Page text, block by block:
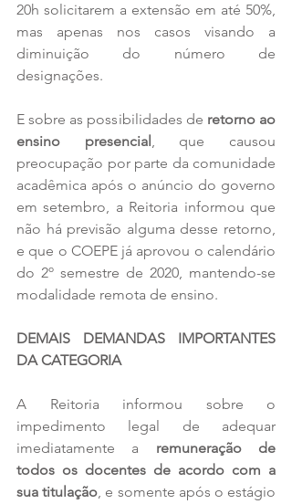
20h solicitarem a extensão em até 50%,
mas apenas nos casos visando a
diminuição do número de
designações.
E sobre as possibilidades de retorno ao
ensino presencial, que causou
preocupação por parte da comunidade
acadêmica após o anúncio do governo
em setembro, a Reitoria informou que
não há previsão alguma desse retorno,
e que o COEPE já aprovou o calendário
do 2º semestre de 2020, mantendo-se
modalidade remota de ensino.
DEMAIS DEMANDAS IMPORTANTES
DA CATEGORIA
A Reitoria informou sobre o
impedimento legal de adequar
imediatamente a remuneração de
todos os docentes de acordo com a
sua titulação, e somente após o estágio